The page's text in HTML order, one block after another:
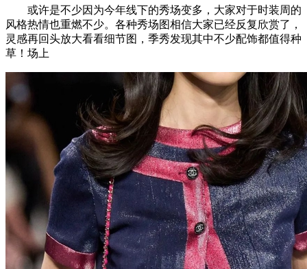
或许是不少因为今年线下的秀场变多，大家对于时装周的
风格热情也重燃不少。各种秀场图相信大家已经反复欣赏了，
灵感再回头放大看看细节图，季秀发现其中不少配饰都值得种
草！场上